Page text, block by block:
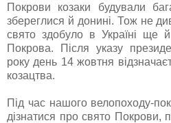
Покрови козаки будували
збереглися й донині. Тож не
свято здобуло в Україні ще
Покрова. Після указу
року день 14 жовтня
козацтва.
Під час нашого велопоходу-
дізнатися про свято Покрови,